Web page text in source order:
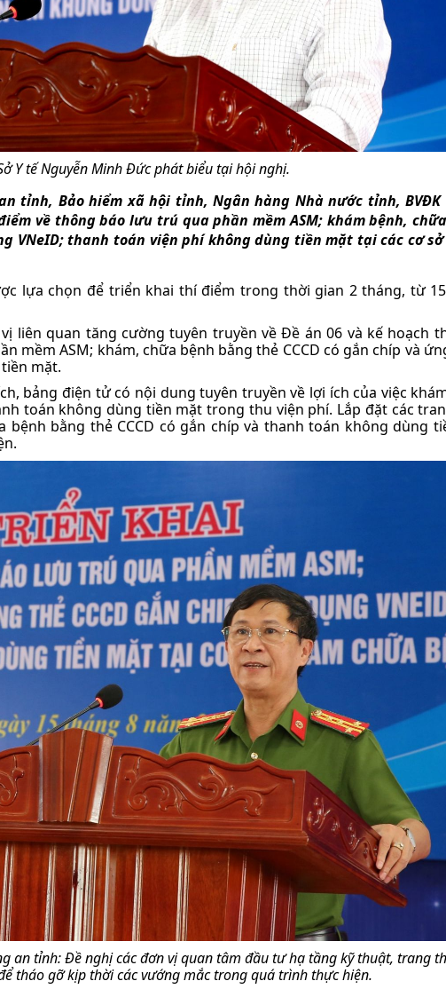
Y tế Nguyễn Minh Đức phát biểu tại hội nghị.
tỉnh, Bảo hiểm xã hội tỉnh, Ngân hàng Nhà nước tỉnh, BVĐK
về thông báo lưu trú qua phần mềm ASM; khám bệnh,
VNeID; thanh toán viện phí không dùng tiền mặt tại các cơ
lựa chọn để triển khai thí điểm trong thời gian 2 tháng, từ
liên quan tăng cường tuyên truyền về Đề án 06 và kế hoạch
mềm ASM; khám, chữa bệnh bằng thẻ CCCD có gắn chíp và
mặt.
bảng điện tử có nội dung tuyên truyền về lợi ích của việc
toán không dùng tiền mặt trong thu viện phí. Lắp đặt các
bệnh bằng thẻ CCCD có gắn chíp và thanh toán không dùng
an tỉnh:Đề nghị các đơn vị quan tâm đầu tư hạ tầng kỹ thuật, trang
tháo gỡ kịp thời các vướng mắc trong quá trình thực hiện.